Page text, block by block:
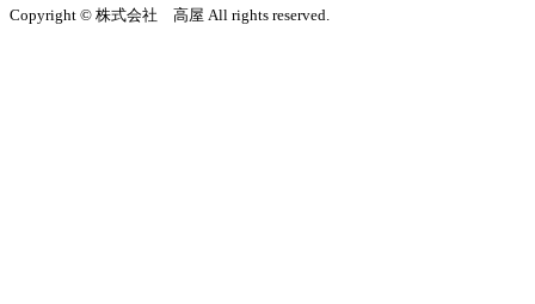
Copyright © 株式会社 高屋 All rights reserved.